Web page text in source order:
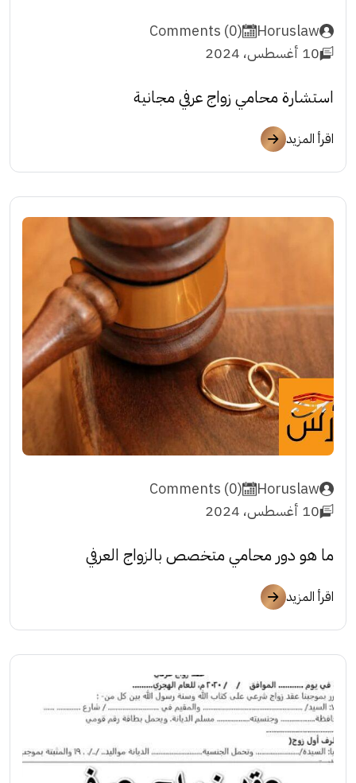
Horuslaw
Comments (0)
10 أغسطس، 2024
استشارة محامي زواج عرفي مجانية
اقرأ المزيد
Horuslaw
Comments (0)
10 أغسطس، 2024
ما هو دور محامي متخصص بالزواج العرفي
اقرأ المزيد